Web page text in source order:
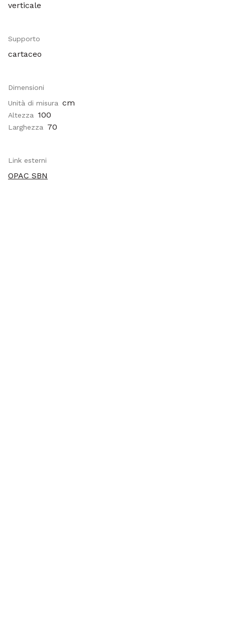
verticale
Supporto
cartaceo
Dimensioni
Unità di misura cm
Altezza 100
Larghezza 70
Link esterni
OPAC SBN